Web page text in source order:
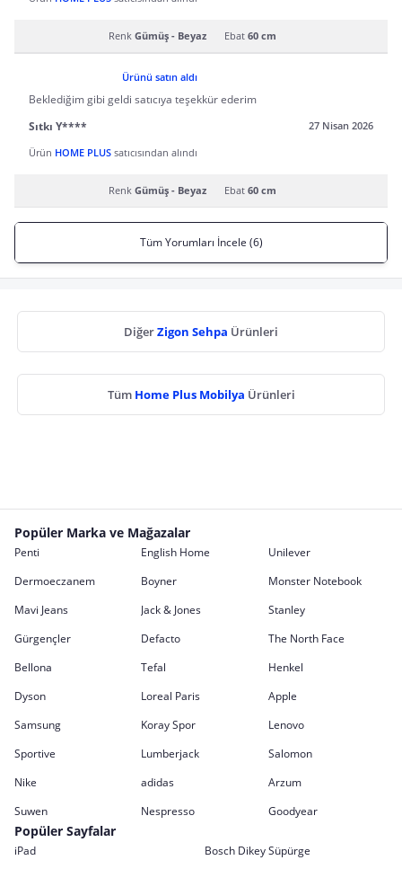
Renk Gümüş - Beyaz Ebat 60 cm
Ürünü satın aldı
Beklediğim gibi geldi satıcıya teşekkür ederim
Sıtkı Y****
27 Nisan 2026
Ürün HOME PLUS satıcısından alındı
Renk Gümüş - Beyaz Ebat 60 cm
Tüm Yorumları İncele (6)
DiğerZigon Sehpa Ürünleri
Tüm Home Plus Mobilya Ürünleri
Popüler Marka ve Mağazalar
Penti English Home
Unilever
Dermoeczanem
Boyner
Monster Notebook
Mavi Jeans
Jack & Jones
Stanley
Gürgençler
Defacto
The North Face
Bellona
Tefal
Henkel
Dyson
Loreal Paris
Apple
Samsung
Koray Spor
Lenovo
Sportive
Lumberjack
Salomon
Nike
adidas
Arzum
Suwen
Nespresso Goodyear
Popüler Sayfalar
iPad
Bosch Dikey Süpürge